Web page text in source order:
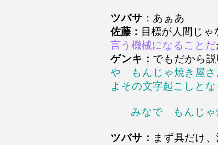
ツバサ ：あぁあ
佐藤： 目標が人間じ
言う機械になることだ
ゲンキ： でもだから
や
もんじゃ焼き屋
よその文字起こしと
みなで もんじゃ
ツバサ： まず具だけ